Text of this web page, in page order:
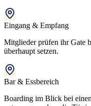
Eingang & Empfang
Mitglieder prüfen ihr Gate
überhaupt setzen.
Bar & Essbereich
Boarding im Blick bei